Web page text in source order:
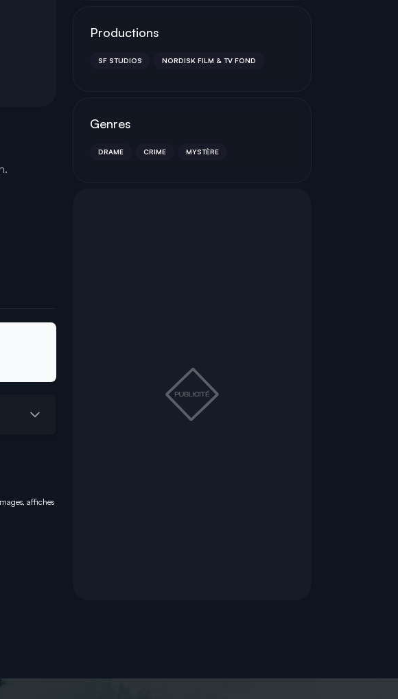
affiches
Productions
SF STUDIOS NORDISK FILM & TV FOND
Genres
DRAME CRIME MYSTÈRE